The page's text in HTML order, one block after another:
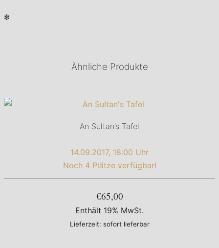
✻
Ähnliche Produkte
An Sultan’s Tafel
14.09.2017, 18:00 Uhr
Noch 4 Plätze verfügbar!
€65,00
Enthält 19% MwSt.
Lieferzeit: sofort lieferbar